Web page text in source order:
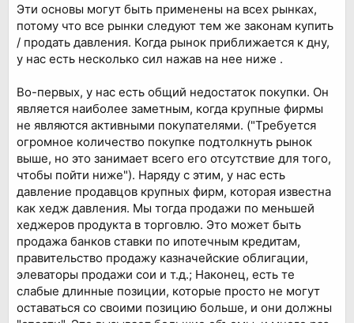
Эти основы могут быть применены на всех рынках,
потому что все рынки следуют тем же законам купить
/ продать давления. Когда рынок приближается к дну,
у нас есть несколько сил нажав на нее ниже .
Во-первых, у нас есть общий недостаток покупки. Он
является наиболее заметным, когда крупные фирмы
не являются активными покупателями. ("Требуется
огромное количество покупке подтолкнуть рынок
выше, но это занимает всего его отсутствие для того,
чтобы пойти ниже"). Наряду с этим, у нас есть
давление продавцов крупных фирм, которая известна
как хедж давления. Мы тогда продажи по меньшей
хеджеров продукта в торговлю. Это может быть
продажа банков ставки по ипотечным кредитам,
правительство продажу казначейские облигации,
элеваторы продажи сои и т.д.; Наконец, есть те
слабые длинные позиции, которые просто не могут
оставаться со своими позицию больше, и они должны